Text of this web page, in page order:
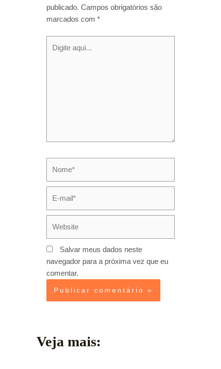
publicado. Campos obrigatórios são
marcados com *
aqui...
Salvar meus dados neste
navegador para a próxima vez que eu
comentar.
Veja mais: